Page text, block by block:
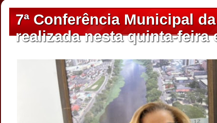
7ª Conferência Municipal
realizada nesta quinta-feira